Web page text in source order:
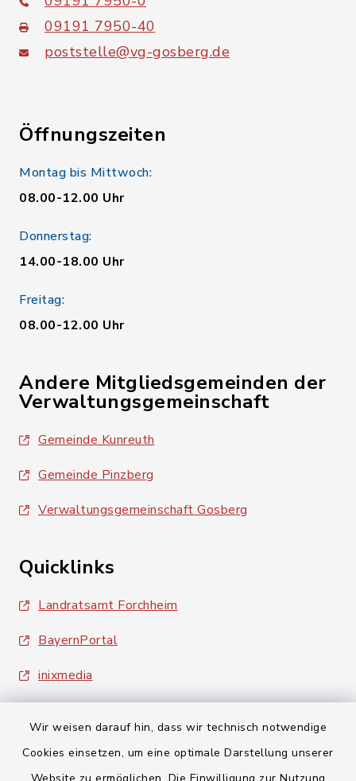
Wir weisen darauf hin, dass wir technisch notwendige
Cookies einsetzen, um eine optimale Darstellung unserer
09191 7950-40
poststelle@vg-gosberg.de
Öffnungszeiten
Montag bis Mittwoch:
08.00-12.00 Uhr
Donnerstag:
14.00-18.00 Uhr
Freitag:
08.00-12.00 Uhr
Andere Mitgliedsgemeinden der
Verwaltungsgemeinschaft
Gemeinde Kunreuth
Gemeinde Pinzberg
Verwaltungsgemeinschaft Gosberg
Quicklinks
Landratsamt Forchheim
BayernPortal
inixmedia